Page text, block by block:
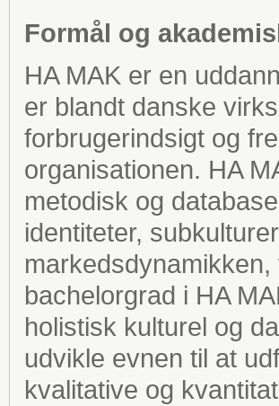
Formål og
HA MAK er en
er blandt danske
forbrugerindsigt og
organisationen. HA
metodisk og
identiteter,
bachelorgrad i HA
holistisk kulturel og
udvikle evnen til at
kvalitative og